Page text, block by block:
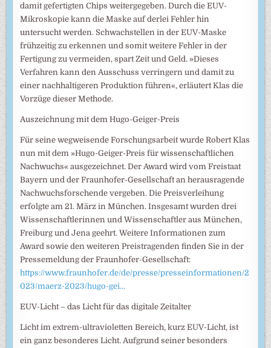
damit gefertigten Chips weitergegeben. Durch die EUV-
Mikroskopie kann die Maske auf derlei Fehler hin
untersucht werden. Schwachstellen in der EUV-Maske
frühzeitig zu erkennen und somit weitere Fehler in der
Fertigung zu vermeiden, spart Zeit und Geld. »Dieses
Verfahren kann den Ausschuss verringern und damit zu
einer nachhaltigeren Produktion führen«, erläutert Klas die
Vorzüge dieser Methode.
Auszeichnung mit dem Hugo-Geiger-Preis
Für seine wegweisende Forschungsarbeit wurde Robert Klas
nun mit dem »Hugo-Geiger-Preis für wissenschaftlichen
Nachwuchs« ausgezeichnet. Der Award wird vom Freistaat
Bayern und der Fraunhofer-Gesellschaft an herausragende
Nachwuchsforschende vergeben. Die Preisverleihung
erfolgte am 21. März in München. Insgesamt wurden drei
Wissenschaftlerinnen und Wissenschaftler aus München,
Freiburg und Jena geehrt. Weitere Informationen zum
Award sowie den weiteren Preistragenden finden Sie in der
Pressemeldung der Fraunhofer-Gesellschaft:
https://www.fraunhofer.de/de/presse/presseinformationen/2
023/maerz-2023/hugo-gei…
EUV-Licht – das Licht für das digitale Zeitalter
Licht im extrem-ultravioletten Bereich, kurz EUV-Licht, ist
ein ganz besonderes Licht. Aufgrund seiner besonders